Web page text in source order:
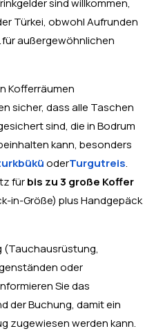
sind willkommen,
Türkei, obwohl Aufrunden
außergewöhnlichen
Kofferräumen
sicher, dass alle Taschen
sind, die in Bodrum
kann, besonders
oderTurgutreis.
fürbis zu 3 große Koffer
in-Größe) plus Handgepäck
(Tauchausrüstung,
oder
Sie das
der Buchung, damit ein
zugewiesen werden kann.